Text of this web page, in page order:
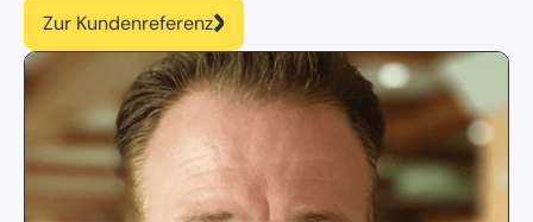
Zur Kundenreferenz